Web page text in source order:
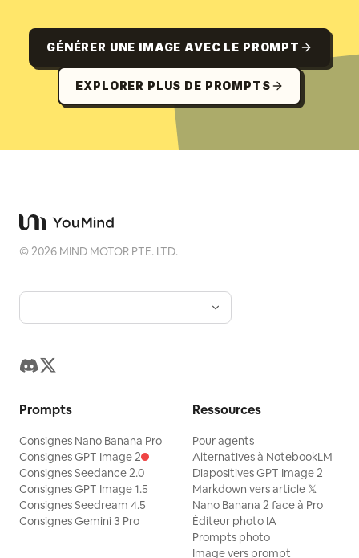
GÉNÉRER UNE IMAGE AVEC LE PROMPT
EXPLORER PLUS DE PROMPTS
©2026 MIND MOTOR PTE. LTD.
Prompts
Consignes Nano Banana Pro
Consignes GPT Image 2
Consignes Seedance 2.0
Consignes GPT Image 1.5
Consignes Seedream 4.5
Consignes Gemini 3 Pro
Ressources
Pour agents
Alternatives à NotebookLM
Diapositives GPT Image 2
Markdown vers article 𝕏
Nano Banana 2 face à Pro
Éditeur photo IA
Prompts photo
Image vers prompt